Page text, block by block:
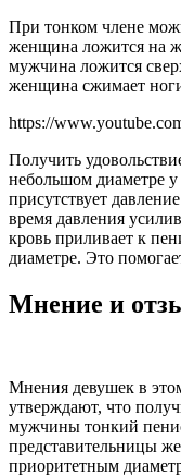
При тонком члене
женщина ложится на
мужчина ложится
женщина сжимает
https://
Получить
небольшом диаметре
присутствует
время давления
кровь приливает к
диаметре. Это
Мнение и
Мнения девушек в
утверждают, что
мужчины тонкий
представительницы
приоритетным